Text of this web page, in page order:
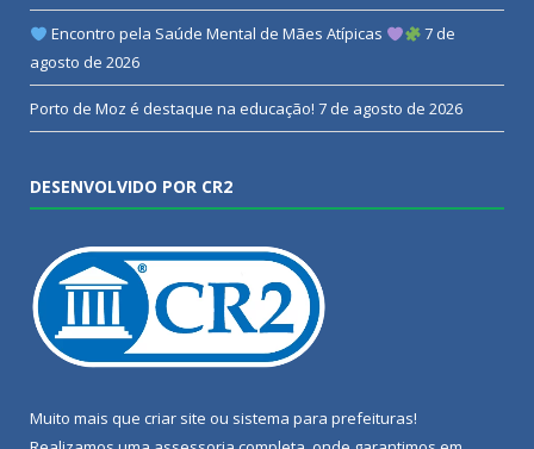
Encontro pela Saúde Mental de Mães Atípicas
7 de
agosto de 2026
Porto de Moz é destaque na educação! 7 de agosto de 2026
DESENVOLVIDO POR CR2
Muito mais que criar site ou sistema para prefeituras!